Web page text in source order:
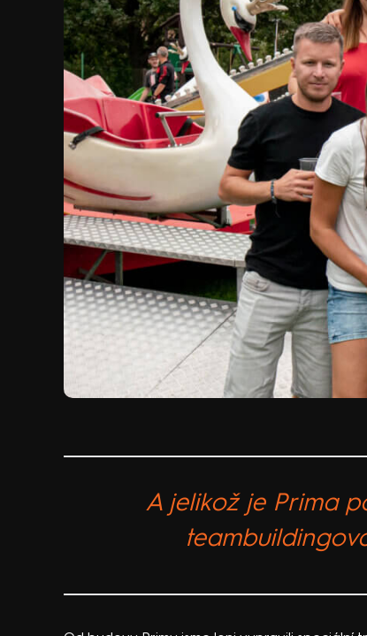
A jelikož je Prima